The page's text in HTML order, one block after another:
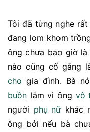
Tôi đã từng nghe
đang lom khom
ông chưa bao giờ là
nào cũng cố gắng
cho gia đình. Bà
buồn lắm vì ông vô
người phụ nữkhác
ông bởi nếu bà